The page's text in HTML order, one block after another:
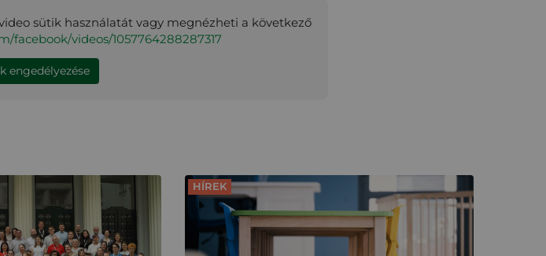
sütik használatát vagy megnézheti a következő
facebook/videos/1057764288287317
engedélyezése
HÍREK